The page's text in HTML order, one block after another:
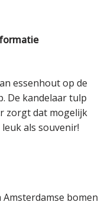
essenhout op de
De kandelaar tulp
zorgt dat mogelijk
als souvenir!
bomen